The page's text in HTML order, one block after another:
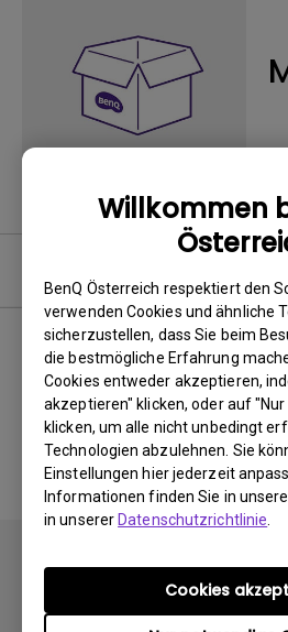
Willkommen
BenQ Österreich respektiert den
verwenden Cookies und ähnliche
sicherzustellen, dass Sie beim
die bestmögliche Erfahrung
Cookies entweder akzeptieren,
akzeptieren" klicken, oder auf
klicken, um alle nicht unbedingt
Technologien abzulehnen. Sie
Einstellungen hier jederzeit
Informationen finden Sie in
in unsererDatenschutzrichtlinie
Cookies
Keine
&amp;